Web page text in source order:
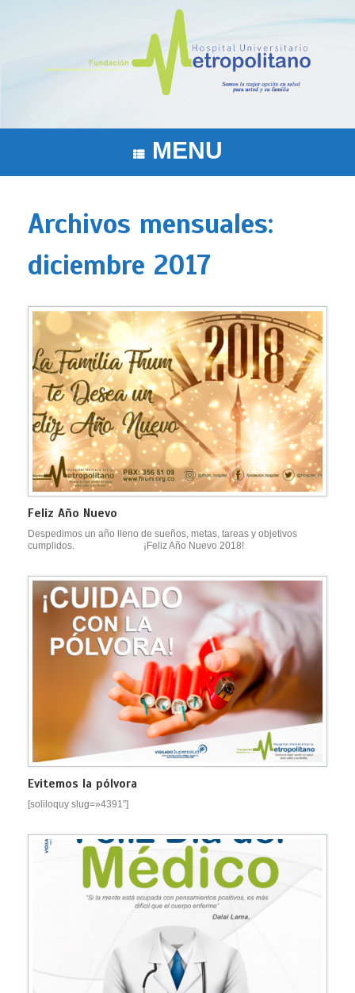
MENU
Archivos mensuales:
diciembre 2017
Feliz Año Nuevo
Despedimos un año lleno de sueños, metas, tareas y objetivos
cumplidos. ¡Feliz Año Nuevo 2018!
Evitemos la pólvora
[soliloquy slug=»4391″]